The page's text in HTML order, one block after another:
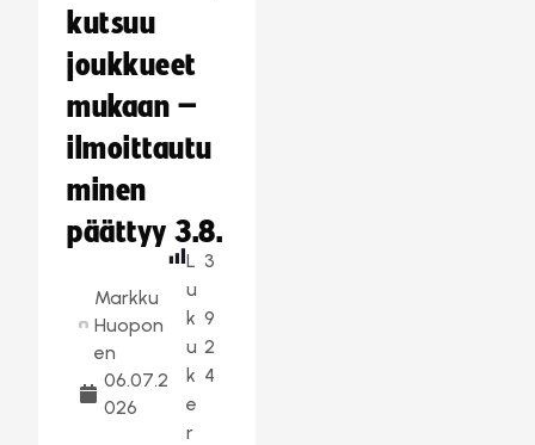
kutsuu
joukkueet
mukaan –
ilmoittautu
minen
päättyy 3.8.
Markku
Huopon
en
06.07.2
026
L
u
k
u
k
e
r
3
9
2
4